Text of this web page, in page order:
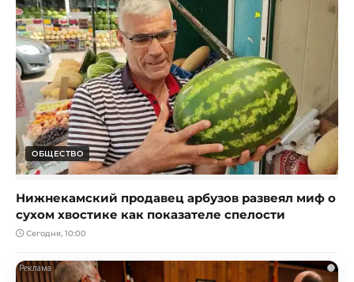
ОБЩЕСТВО
Нижнекамский продавец арбузов развеял миф о
сухом хвостике как показателе спелости
Сегодня, 10:00
i